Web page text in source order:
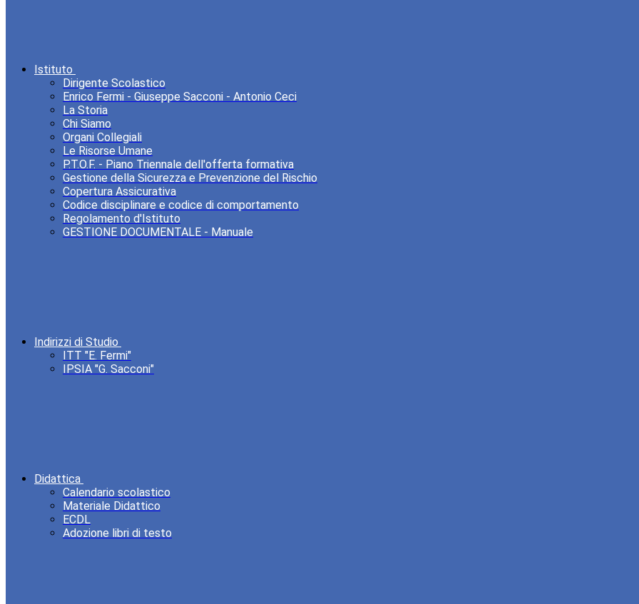
Istituto
Dirigente Scolastico
Enrico Fermi - Giuseppe Sacconi - Antonio Ceci
La Storia
Chi Siamo
Organi Collegiali
Le Risorse Umane
P.T.O.F. - Piano Triennale dell'offerta formativa
Gestione della Sicurezza e Prevenzione del Rischio
Copertura Assicurativa
Codice disciplinare e codice di comportamento
Regolamento d'Istituto
GESTIONE DOCUMENTALE - Manuale
Indirizzi di Studio
ITT "E. Fermi"
IPSIA "G. Sacconi"
Didattica
Calendario scolastico
Materiale Didattico
ECDL
Adozione libri di testo